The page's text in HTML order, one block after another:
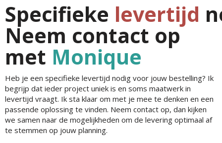
Specifieke levertijd
Neem contact op
met Monique
Heb je een specifieke levertijd nodig voor jouw bestelling? Ik
begrijp dat ieder project uniek is en soms maatwerk in
levertijd vraagt. Ik sta klaar om met je mee te denken en een
passende oplossing te vinden. Neem contact op, dan kijken
we samen naar de mogelijkheden om de levering optimaal af
te stemmen op jouw planning.